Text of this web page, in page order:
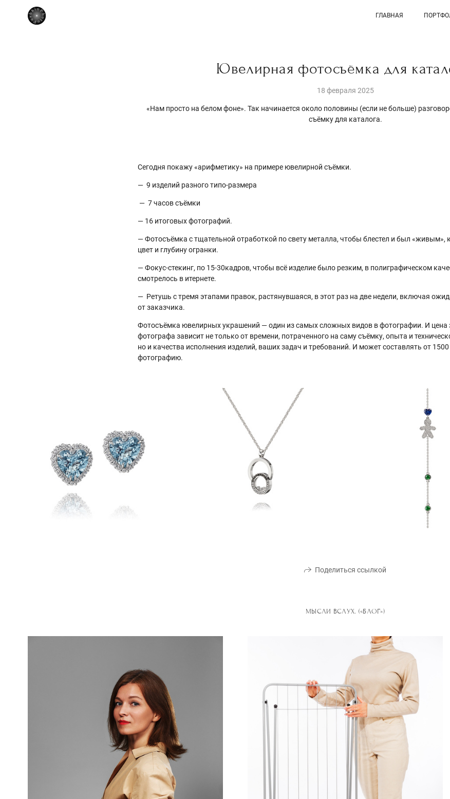
ГЛАВНАЯ
Ювелирная фотосъёмка для
18 февраля 2025
«Нам просто на белом фоне». Так начинается около половины (если не больше)
съёмку для каталога.
Сегодня покажу «арифметику» на примере ювелирной съёмки.
— 9 изделий разного типо-размера
— 7 часов съёмки
— 16 итоговых фотографий.
— Фотосъёмка с тщательной отработкой по свету металла, чтобы блестел и был «живым»,
цвет и глубину огранки.
— Фокус-стекинг, по 15-30кадров, чтобы всё изделие было резким, в полиграфическом
смотрелось в итернете.
— Ретушь с тремя этапами правок, растянувшаяся, в этот раз на две недели, включая
от заказчика.
Фотосъёмка ювелирных украшений — один из самых сложных видов в фотографии. И цена
фотографа зависит не только от времени, потраченного на саму съёмку, опыта и
но и качества исполнения изделий, ваших задач и требований. И может составлять от
фотографию.
Поделиться ссылкой
МЫСЛИ ВСЛУХ. («БЛОГ»)